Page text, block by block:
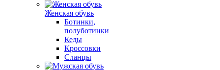
Женская обувь
Ботинки,
полуботинки
Кеды
Кроссовки
Сланцы